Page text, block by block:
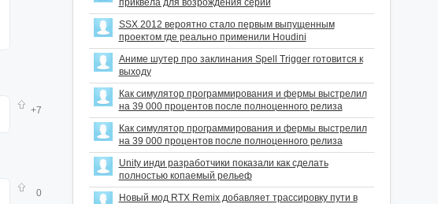
+7
0
приквела для возрождения серии
SSX 2012 вероятно стало первым выпущенным
проектом где реально применили Houdini
Аниме шутер про заклинания Spell Trigger готовится к
выходу
Как симулятор программирования и фермы выстрелил
на 39 000 процентов после полноценного релиза
Как симулятор программирования и фермы выстрелил
на 39 000 процентов после полноценного релиза
Unity инди разработчики показали как сделать
полностью копаемый рельеф
Новый мод RTX Remix добавляет трассировку пути в